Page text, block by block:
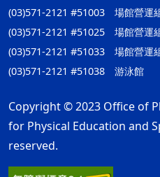
(03)571-2121 #51003 場館營運
(03)571-2121 #51025 場館營運
(03)571-2121 #51033 場館營運
(03)571-2121 #51038 游泳館
Copyright © 2023 Office of
for Physical Education and
reserved.